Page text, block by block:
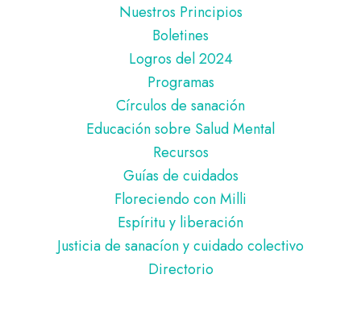
Nuestros Principios
Boletines
Logros del 2024
Programas
Círculos de sanación
Educación sobre Salud Mental
Recursos
Guías de cuidados
Floreciendo con Milli
Espíritu y liberación
Justicia de sanacíon y cuidado colectivo
Directorio